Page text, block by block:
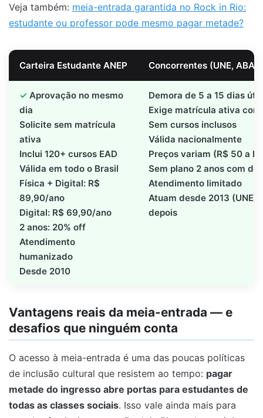
Veja também: meia-entrada garantida no Rock in Rio:
estudante ou professor pode mesmo pagar metade?
Carteira Estudante ANEP Concorrentes (UNE,
Aprovação no mesmo
dia
Solicite sem matrícula
ativa
Inclui 120+ cursos EAD
Válida em todo o Brasil
Física + Digital: R$
89,90/ano
Digital: R$ 69,90/ano
2 anos: 20% off
Atendimento
humanizado
Desde 2010
Demora de 5 a 15 dias
Exige matrícula ativa
Sem cursos inclusos
Válida nacionalmente
Preços variam (R$ 50 a
Sem plano 2 anos com
Atendimento limitado
Atuam desde 2013 (UNE)
depois
Vantagens reais da meia-entrada — e
desafios que ninguém conta
O acesso à meia-entrada é uma das poucas políticas
de inclusão cultural que resistem ao tempo: pagar
metade do ingresso abre portas para estudantes de
todas as classes sociais. Isso vale ainda mais para